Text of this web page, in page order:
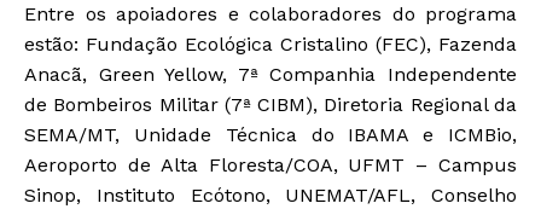
Entre os apoiadores e colaboradores do programa
estão: Fundação Ecológica Cristalino (FEC), Fazenda
Anacã, Green Yellow, 7ª Companhia Independente
de Bombeiros Militar (7ª CIBM), Diretoria Regional da
SEMA/MT, Unidade Técnica do IBAMA e ICMBio,
Aeroporto de Alta Floresta/COA, UFMT – Campus
Sinop, Instituto Ecótono, UNEMAT/AFL, Conselho